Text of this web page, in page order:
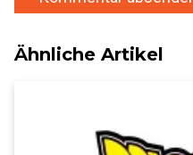
Ähnliche Artikel